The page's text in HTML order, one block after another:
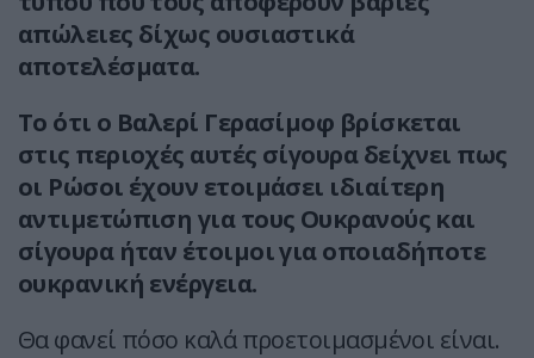
απώλειες δίχως ουσιαστικά
αποτελέσματα.
Το ότι ο Βαλερί Γερασίμοφ βρίσκεται
στις περιοχές αυτές σίγουρα δείχνει πως
οι Ρώσοι έχουν ετοιμάσει ιδιαίτερη
αντιμετώπιση για τους Ουκρανούς και
σίγουρα ήταν έτοιμοι για οποιαδήποτε
ουκρανική ενέργεια.
Θα φανεί πόσο καλά προετοιμασμένοι είναι.